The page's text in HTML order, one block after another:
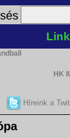
HK
Híreink a